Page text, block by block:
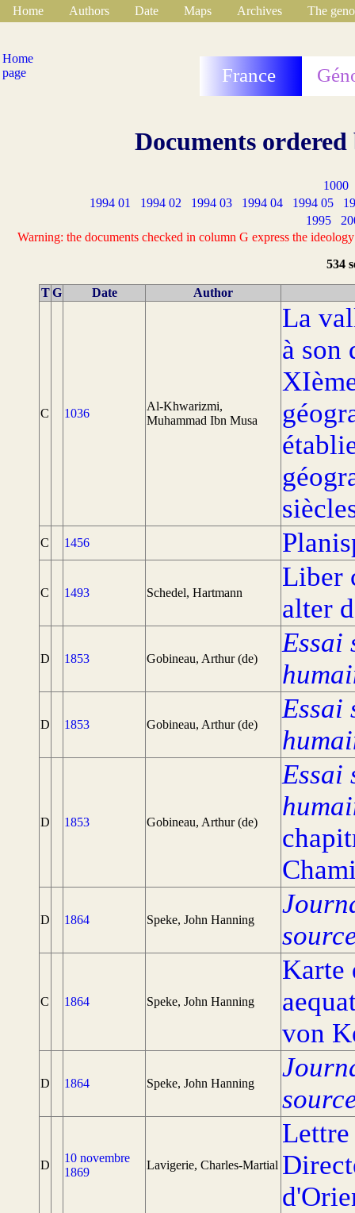
Home Authors Date Maps Archives The
Home
page
France
Documents
1000
1994 01
1994 02 1994 03 1994 04 1994 05
1995
Warning: the documents checked in column G express the
534
T G Date Author
C 1036
Al-Khwarizmi,
Muhammad Ibn Musa
La
à son
C 1456
C 1493 Schedel, Hartmann
Liber
alter
D 1853 Gobineau, Arthur (de)
Essai
D 1853 Gobineau, Arthur (de)
Essai
D 1853 Gobineau, Arthur (de)
Essai
D 1864 Speke, John Hanning
C 1864 Speke, John Hanning
Karte
von
D 1864 Speke, John Hanning
D
10 novembre
1869
Lavigerie, Charles-Martial